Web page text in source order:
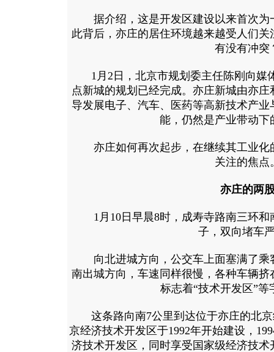
据介绍，这是开发区建设以来首次为
此背后，亦庄的居住环境越来越受人们
有没有冲突
1月2日，北京市规划委主任陈刚向媒
点新城的规划已经完成。亦庄新城由亦
导发展电子、汽车、医药等高新技术产
能，仍然是产业带动下
亦庄如何再次起步，在继续其工业化
关注的焦点
亦庄的两
1月10日早晨8时，成寿寺路南三环和
子，双向堵车
向北进城方向，公交车上面塞满了乘
南出城方向，车速同样很慢，各种车辆
标志着“技术开发区”等
这条路向南7公里到达位于亦庄的北京
京经济技术开发区于1992年开始建设，
济技术开发区，同时享受国家级经济技